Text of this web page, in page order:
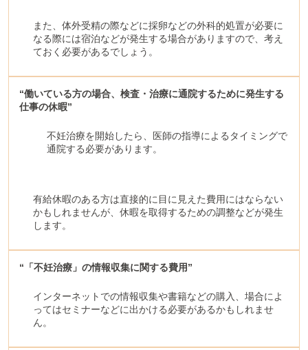
また、体外受精の際などに採卵などの外科的処置が必要に
なる際には宿泊などが発生する場合がありますので、考え
ておく必要があるでしょう。
“働いている方の場合、検査・治療に通院するために発生する
仕事の休暇”
不妊治療を開始したら、医師の指導によるタイミングで
通院する必要があります。
有給休暇のある方は直接的に目に見えた費用にはならない
かもしれませんが、休暇を取得するための調整などが発生
します。
“「不妊治療」の情報収集に関する費用”
インターネットでの情報収集や書籍などの購入、場合によ
ってはセミナーなどに出かける必要があるかもしれませ
ん。